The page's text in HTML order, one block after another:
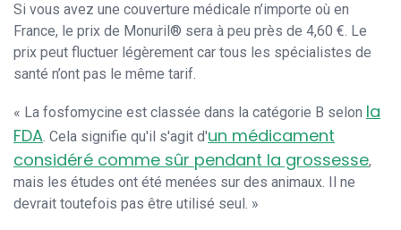
Si vous avez une couverture médicale n’importe où en
France, le prix de Monuril® sera à peu près de 4,60 €. Le
prix peut fluctuer légèrement car tous les spécialistes de
santé n’ont pas le même tarif.
« La fosfomycine est classée dans la catégorie B selon la
FDA. Cela signifie qu'il s'agit d'un médicament
considéré comme sûr pendant la grossesse,
mais les études ont été menées sur des animaux. Il ne
devrait toutefois pas être utilisé seul. »